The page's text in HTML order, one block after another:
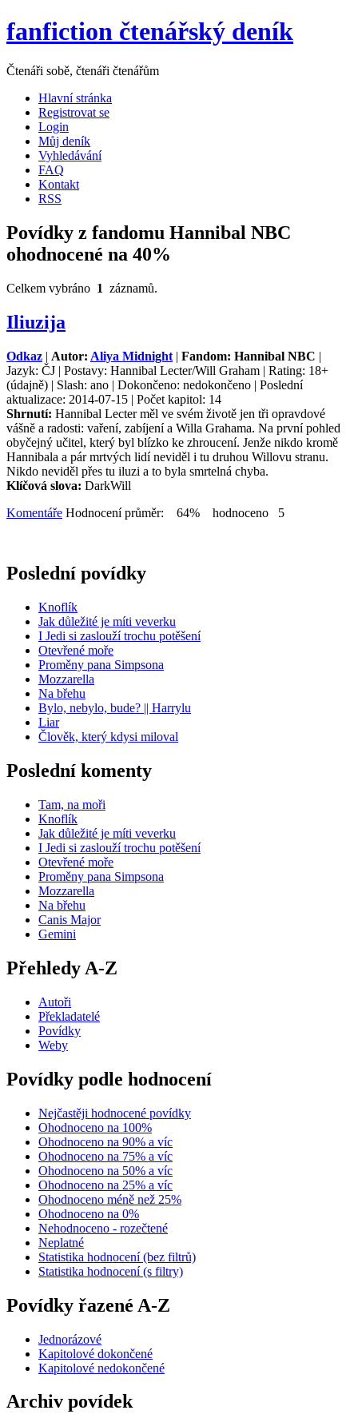
fanfiction čtenářský deník
Čtenáři sobě, čtenáři čtenářům
Hlavní stránka
Registrovat se
Login
Můj deník
Vyhledávání
FAQ
Kontakt
RSS
Povídky z fandomu Hannibal NBC
ohodnocené na 40%
Celkem vybráno 1 záznamů.
Iliuzija
Odkaz | Autor: Aliya Midnight | Fandom: Hannibal NBC |
Jazyk: ČJ | Postavy: Hannibal Lecter/Will Graham | Rating: 18+
(údajně) | Slash: ano | Dokončeno: nedokončeno | Poslední
aktualizace: 2014-07-15 | Počet kapitol: 14
Shrnutí: Hannibal Lecter měl ve svém životě jen tři opravdové
vášně a radosti: vaření, zabíjení a Willa Grahama. Na první pohled
obyčejný učitel, který byl blízko ke zhroucení. Jenže nikdo kromě
Hannibala a pár mrtvých lidí neviděl i tu druhou Willovu stranu.
Nikdo neviděl přes tu iluzi a to byla smrtelná chyba.
Klíčová slova: DarkWill
Komentáře Hodnocení průměr: 64% hodnoceno 5
Poslední povídky
Knoflík
Jak důležité je míti veverku
I Jedi si zaslouží trochu potěšení
Otevřené moře
Proměny pana Simpsona
Mozzarella
Na břehu
Bylo, nebylo, bude? || Harrylu
Liar
Člověk, který kdysi miloval
Poslední komenty
Tam, na moři
Knoflík
Jak důležité je míti veverku
I Jedi si zaslouží trochu potěšení
Otevřené moře
Proměny pana Simpsona
Mozzarella
Na břehu
Canis Major
Gemini
Přehledy A-Z
Autoři
Překladatelé
Povídky
Weby
Povídky podle hodnocení
Nejčastěji hodnocené povídky
Ohodnoceno na 100%
Ohodnoceno na 90% a víc
Ohodnoceno na 75% a víc
Ohodnoceno na 50% a víc
Ohodnoceno na 25% a víc
Ohodnoceno méně než 25%
Ohodnoceno na 0%
Nehodnoceno - rozečtené
Neplatné
Statistika hodnocení (bez filtrů)
Statistika hodnocení (s filtry)
Povídky řazené A-Z
Jednorázové
Kapitolové dokončené
Kapitolové nedokončené
Archiv povídek